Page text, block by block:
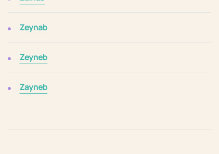
Zeynab
Zeyneb
Zayneb